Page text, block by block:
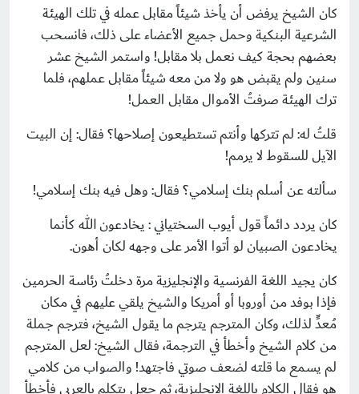
كان الشيخ يرفض أن يأخذ شيئاً مقابل عمله في تلك الهيئة
الشرعية البنكية وحمل جميع الأعضاء على ذلك، فانسحب
بعضهم بحجة كيف نعمل بلا مقابل! واستمر الشيخ عشر
سنين ولم يقبض هو ولا من معه شيئاً مقابل عملهم، فلما
ترك الهيئة صرفتُ الأموال مقابل العمل!
قلتُ له: لم تتركها وأنتم تستطيعون إصلاحها؟ فقال: إن البيت
الآيل للسقوط لا يرمم!
سألته عن أسلم بنك إسلامي؟ فقال: وهل فيه بنك إسلامي!
كان يردد دائماً قول أيوب السختياني : يخادعون الله كأنما
يخادعون الصبيان لو أتوا الأمر على وجهه لكان أهون.
كان يجيد اللغة الفرنسية والإنجليزية مرة دخلتُ رئاسة الحرمين
فإذا بوفد من أوروبا أو أمريكا والشيخ يلقي عليهم في مكان
مُعدٍّ لذلك، وكان المترجم يترجم ما يقول الشيخ، فترجم جملة
من كلام الشيخ وأخطأ في الترجمة، فقال الشيخ: لعل المترجم
لم يسمع ما قلته لضعف صوتي فاجتهد! والصواب من كلامي
هو فقال الكلام باللغة الإنجليزية، ثم جعل يتكلم بالعربي فأخطأ